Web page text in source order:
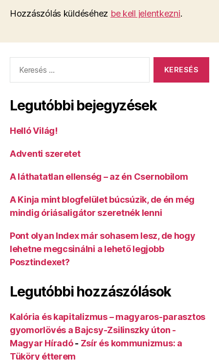
Hozzászólás küldéséhez be kell jelentkezni.
Legutóbbi bejegyzések
Helló Világ!
Adventi szeretet
A láthatatlan ellenség – az én Csernobilom
A Kinja mint blogfelület búcsúzik, de én még
mindig óriásaligátor szeretnék lenni
Pont olyan Index már sohasem lesz, de hogy
lehetne megcsinálni a lehető legjobb
Posztindexet?
Legutóbbi hozzászólások
Kalória és kapitalizmus – magyaros-parasztos
gyomorlövés a Bajcsy-Zsilinszky úton -
Magyar Híradó- Zsír és kommunizmus: a
Tüköry étterem